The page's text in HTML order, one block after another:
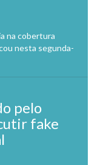
na cobertura
nesta segunda-
pelo
fake